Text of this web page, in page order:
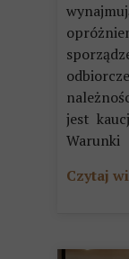
jest
Warunki
Czytaj